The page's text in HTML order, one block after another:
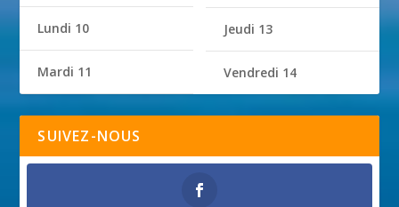
Lundi 10
Mardi 11
Jeudi 13
Vendredi 14
SUIVEZ-NOUS